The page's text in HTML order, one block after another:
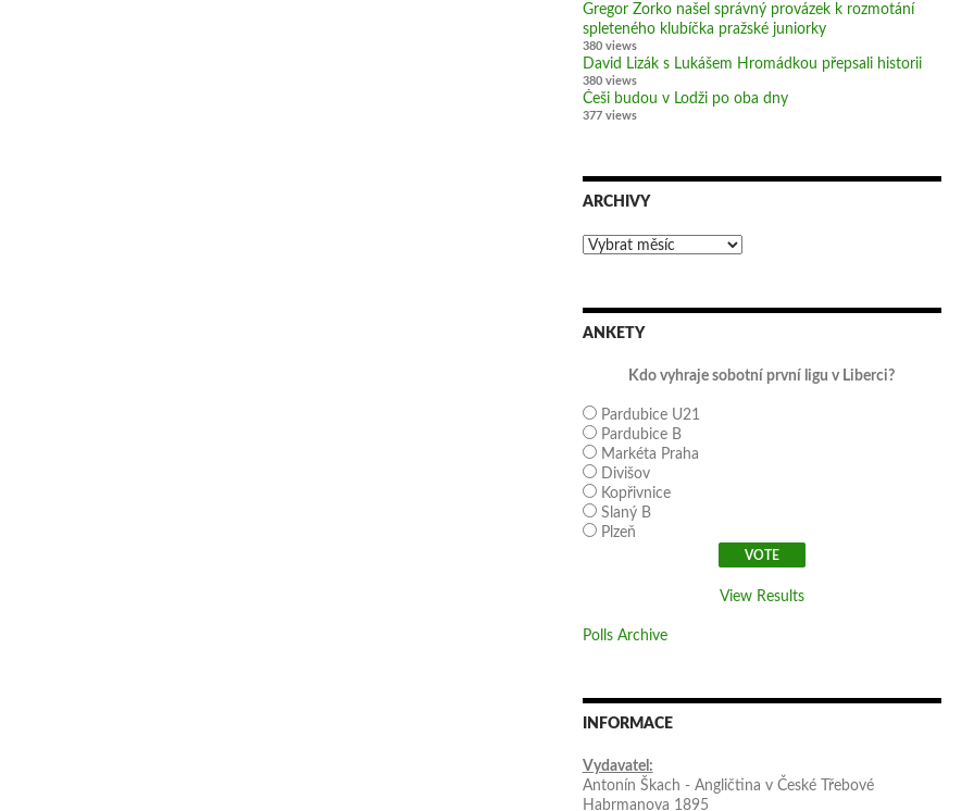
Gregor Zorko našel správný provázek k rozmotání
spleteného klubíčka pražské juniorky
380 views
David Lizák s Lukášem Hromádkou přepsali historii
380 views
Češi budou v Lodži po oba dny
377 views
ARCHIVY
Archivy
ANKETY
Kdo vyhraje sobotní první ligu v Liberci?
Pardubice U21
Pardubice B
Markéta Praha
Divišov
Kopřivnice
Slaný B
Plzeň
View Results
Polls Archive
INFORMACE
Vydavatel:
Antonín Škach - Angličtina v České Třebové
Habrmanova 1895